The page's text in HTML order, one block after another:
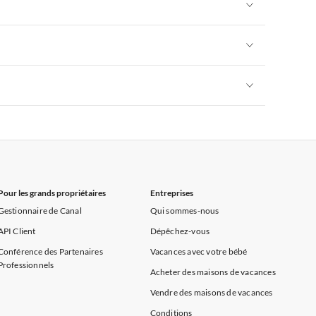
Appartements de Vacances à Provence
Appartements de Vacances à Provence
Appartements de Vacances à Provence
les grands propriétaires
de Canal
Client
des Partenaires
Entreprises
Qui sommes-nous
Dépêchez-vous
Vacances avec votre bébé
Acheter des maisons de vacances
Vendre des maisons de vacances
Conditions